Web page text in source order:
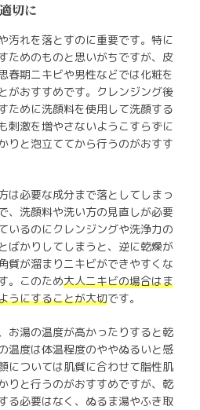
切に
汚れを落とすのに重要です。特に
ためのものと思いがちですが、皮
春期ニキビや男性などでは化粧を
がおすすめです。クレンジング後
ために洗顔料を使用して洗顔する
刺激を増やさないようこすらずに
りと泡立ててから行うのがおすす
は必要な成分まで落としてしまっ
、洗顔料や洗い方の見直しが必要
いるのにクレンジングや洗浄力の
ばかりしてしまうと、逆に乾燥が
質が溜まりニキビができやすくな
。このため大人ニキビの場合はま
うにすることが大切です。
お湯の温度が高かったりすると乾
温度は体温程度のややぬるいと感
については肌質に合わせて脂性肌
りと行うのがおすすめですが、乾
る必要はなく、ぬるま湯やふき取